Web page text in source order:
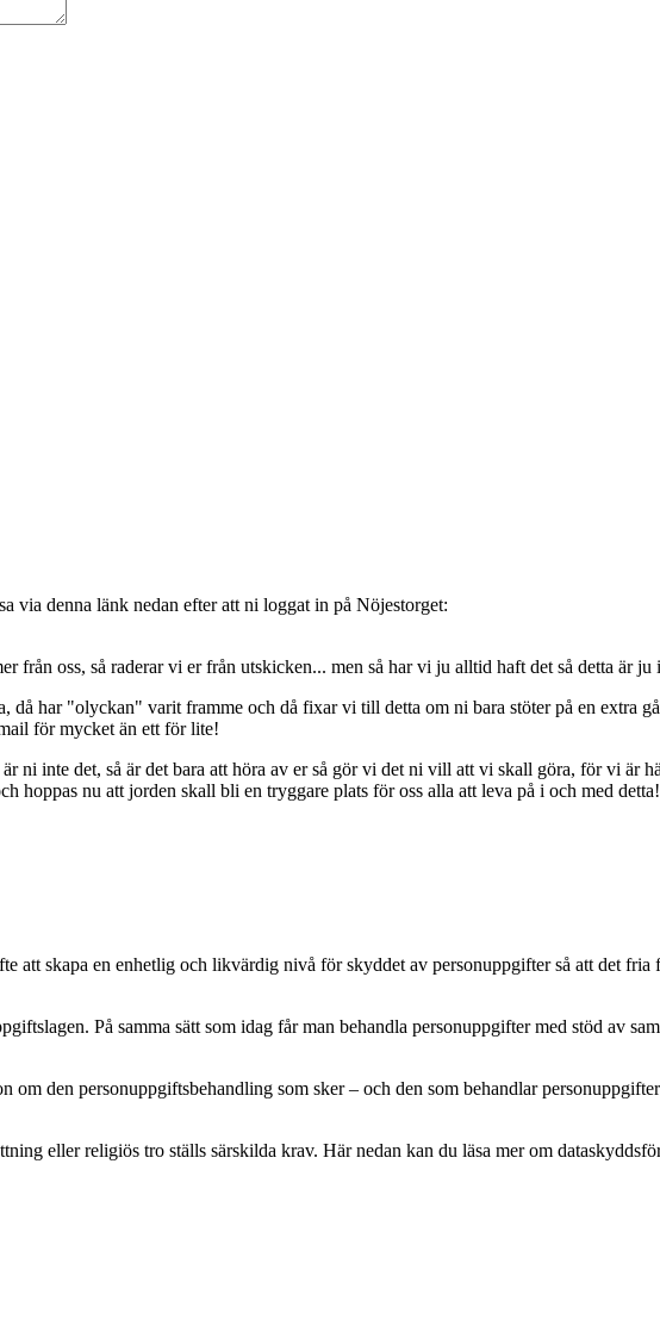
via denna länk nedan efter att ni loggat in på Nöjestorget:
oss, så raderar vi er från utskicken... men så har vi ju alltid haft det så detta är ju
har "olyckan" varit framme och då fixar vi till detta om ni bara stöter på en extra
för mycket än ett för lite!
ni inte det, så är det bara att höra av er så gör vi det ni vill att vi skall göra, för vi är
hoppas nu att jorden skall bli en tryggare plats för oss alla att leva på i och med detta!
att skapa en enhetlig och likvärdig nivå för skyddet av personuppgifter så att det
På samma sätt som idag får man behandla personuppgifter med stöd av
den personuppgiftsbehandling som sker – och den som behandlar
eller religiös tro ställs särskilda krav. Här nedan kan du läsa mer om